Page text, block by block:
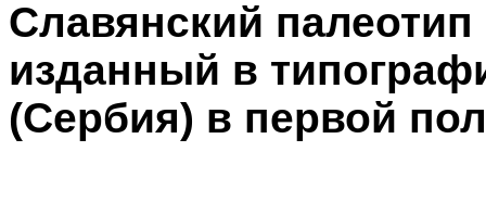
Славянский
изданный в
(Сербия) в первой